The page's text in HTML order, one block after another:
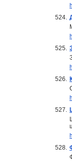
524.
525.
526.
527.
528.